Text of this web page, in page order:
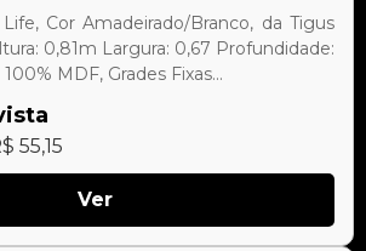
Cor Amadeirado/Branco, da Tigus
0,81m Largura: 0,67 Profundidade:
MDF, Grades Fixas...
55,15
Ver